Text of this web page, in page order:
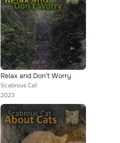
Relax and Don't Worry
Scabrous Cat
2023